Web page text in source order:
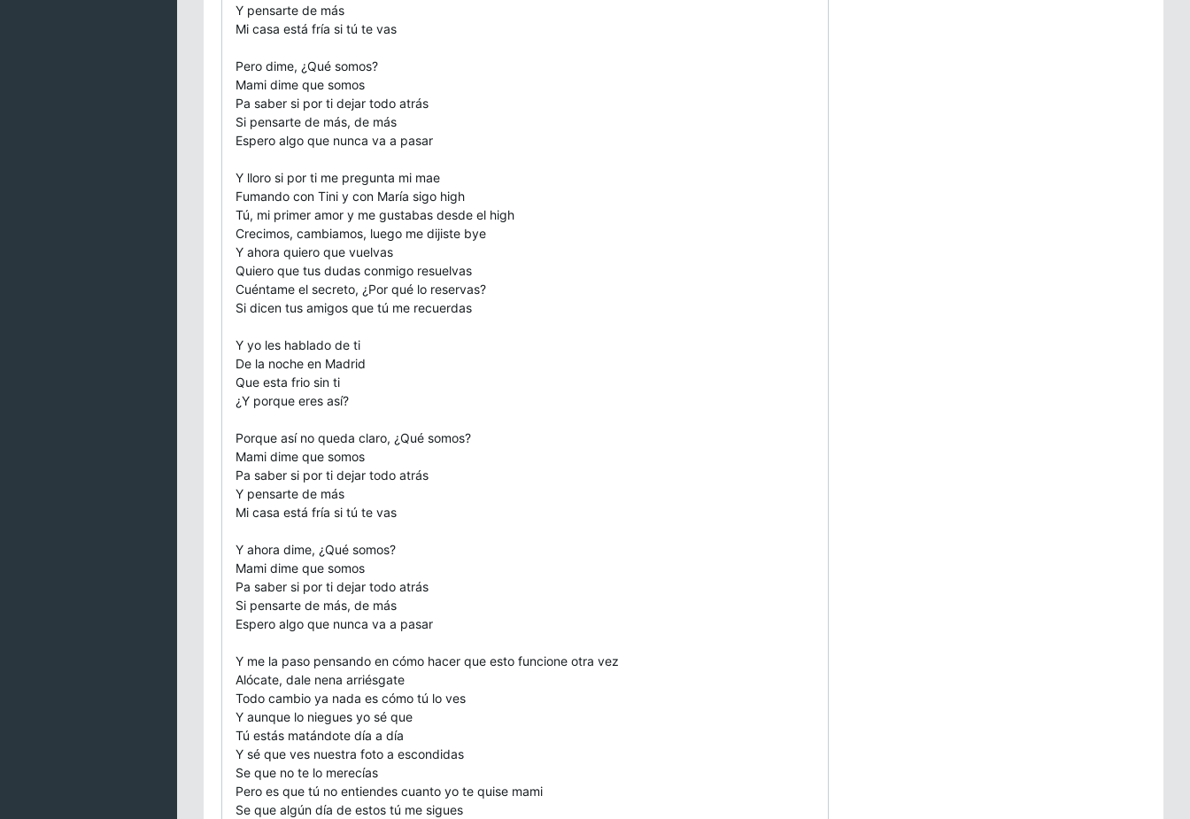
Y pensarte de más
Mi casa está fría si tú te vas
Pero dime, ¿Qué somos?
Mami dime que somos
Pa saber si por ti dejar todo atrás
Si pensarte de más, de más
Espero algo que nunca va a pasar
Y lloro si por ti me pregunta mi mae
Fumando con Tini y con María sigo high
Tú, mi primer amor y me gustabas desde el high
Crecimos, cambiamos, luego me dijiste bye
Y ahora quiero que vuelvas
Quiero que tus dudas conmigo resuelvas
Cuéntame el secreto, ¿Por qué lo reservas?
Si dicen tus amigos que tú me recuerdas
Y yo les hablado de ti
De la noche en Madrid
Que esta frio sin ti
¿Y porque eres así?
Porque así no queda claro, ¿Qué somos?
Mami dime que somos
Pa saber si por ti dejar todo atrás
Y pensarte de más
Mi casa está fría si tú te vas
Y ahora dime, ¿Qué somos?
Mami dime que somos
Pa saber si por ti dejar todo atrás
Si pensarte de más, de más
Espero algo que nunca va a pasar
Y me la paso pensando en cómo hacer que esto funcione otra vez
Alócate, dale nena arriésgate
Todo cambio ya nada es cómo tú lo ves
Y aunque lo niegues yo sé que
Tú estás matándote día a día
Y sé que ves nuestra foto a escondidas
Se que no te lo merecías
Pero es que tú no entiendes cuanto yo te quise mami
Se que algún día de estos tú me sigues